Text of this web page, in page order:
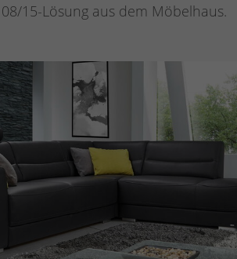
15-Lösung aus dem Möbelhaus.